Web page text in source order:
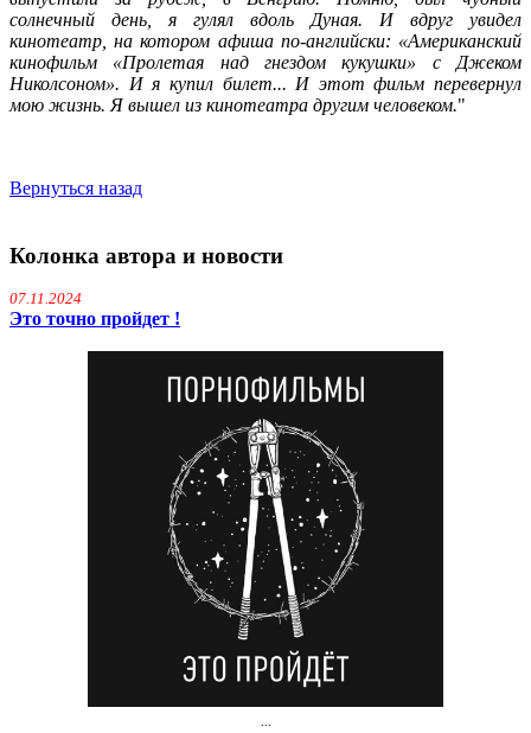
солнечный день, я гулял вдоль Дуная. И вдруг увидел
кинотеатр, на котором афиша по-английски: «Американский
кинофильм «Пролетая над гнездом кукушки» с Джеком
Николсоном». И я купил билет... И этот фильм перевернул
мою жизнь. Я вышел из кинотеатра другим человеком."
Вернуться назад
Колонка автора и новости
07.11.2024
Это точно пройдет !
...